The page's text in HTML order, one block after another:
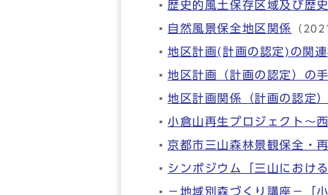
歴史的風土保存区域及び歴
自然風景保全地区関係 （
地区計画(計画の認定)の関
地区計画（計画の認定）の
地区計画関係（計画の認定）
小倉山再生プロジェクト～
京都市三山森林景観保全・
シンポジウム「三山におけ
－地域別森づくり講座－「